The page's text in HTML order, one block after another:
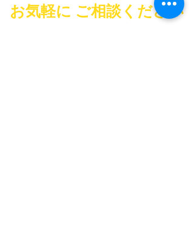
お気軽に ご相談ください